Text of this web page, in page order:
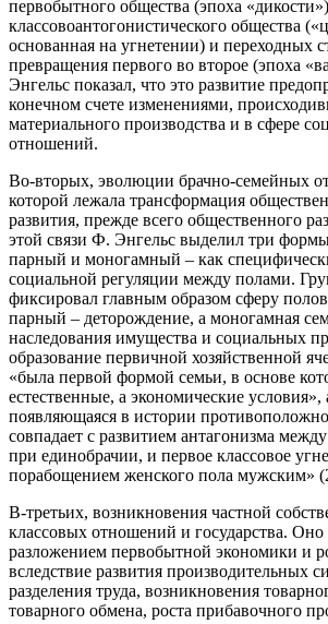
первобытного общества (эпоха
классовоантогонистического общества
основанная на угнетении) и переходных
превращения первого во второе (эпоха
Энгельс показал, что это развитие
конечном счете изменениями,
материального производства и в сфере
отношений.
Во-вторых, эволюции брачно-семейных
которой лежала трансформация
развития, прежде всего общественного
этой связи Ф. Энгельс выделил три
парный и моногамный – как
социальной регуляции между полами.
фиксировал главным образом сферу
парный – деторождение, а моногамная
наследования имущества и социальных
образование первичной хозяйственной
«была первой формой семьи, в основе
естественные, а экономические
появляющаяся в истории
совпадает с развитием антагонизма
при единобрачии, и первое классовое
порабощением женского пола мужским»
В-третьих, возникновения частной
классовых отношений и государства.
разложением первобытной экономики и
вследствие развития производительных
разделения труда, возникновения
товарного обмена, роста прибавочного